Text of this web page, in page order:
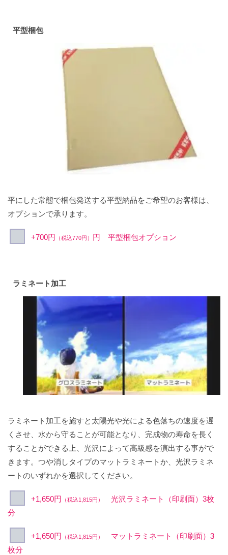
平型梱包
平にした常態で梱包発送する平型納品をご希望のお客様は、
オプションで承ります。
+700円 （税込770円） 円 平型梱包オプション
ラミネート加工
ラミネート加工を施すと太陽光や光による色落ちの速度を遅
くさせ、水から守ることが可能となり、完成物の寿命を長く
することができる上、光沢によって高級感を演出する事がで
きます。つや消しタイプのマットラミネートか、光沢ラミネ
ートのいずれかを選択してください。
+1,650円 （税込1,815円）
光沢ラミネート（印刷面）3枚
分
+1,650円 （税込1,815円）
マットラミネート（印刷面）3
枚分